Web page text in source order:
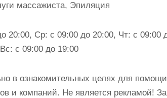
массажиста, Эпиляция
20:00, Ср: с 09:00 до 20:00, Чт: с 09:00
с 09:00 до 19:00
в ознакомительных целях для помощи
и компаний. Не является рекламой! За